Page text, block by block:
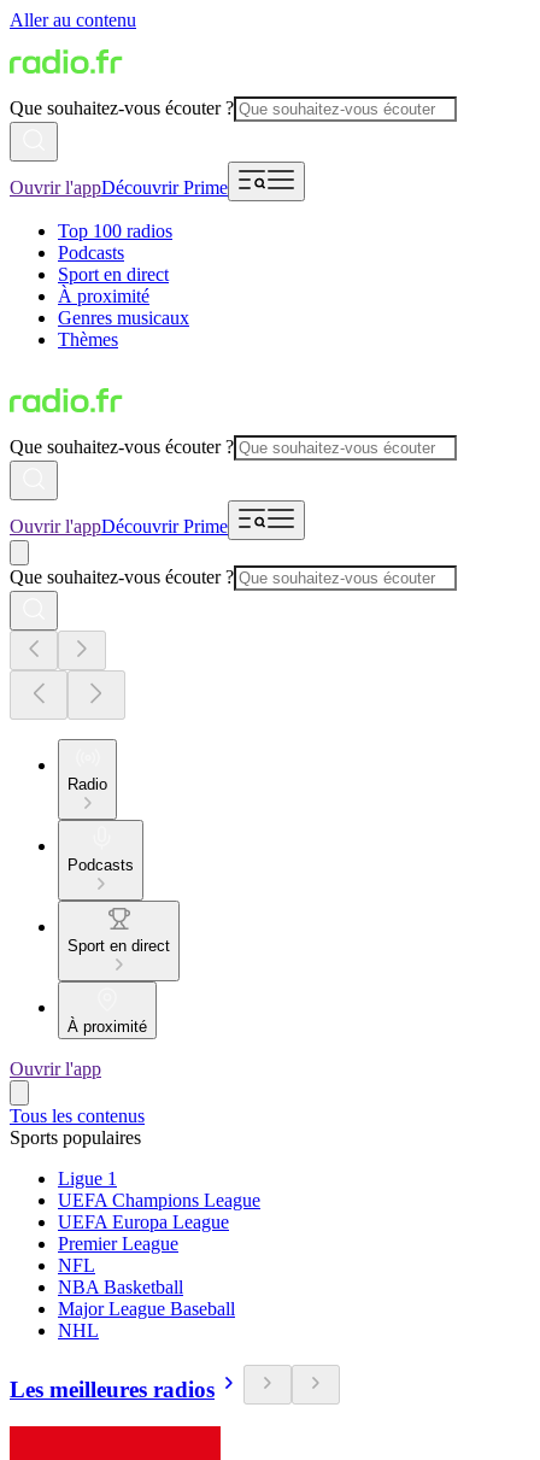
Aller au contenu
Que souhaitez-vous écouter ?
Ouvrir l'appDécouvrir Prime
Top 100 radios
Podcasts
Sport en direct
À proximité
Genres musicaux
Thèmes
Que souhaitez-vous écouter ?
Ouvrir l'appDécouvrir Prime
Que souhaitez-vous écouter ?
Radio
Podcasts
Sport en direct
À proximité
Ouvrir l'app
Tous les contenus
Sports populaires
Ligue 1
UEFA Champions League
UEFA Europa League
Premier League
NFL
NBA Basketball
Major League Baseball
NHL
Les meilleures radios